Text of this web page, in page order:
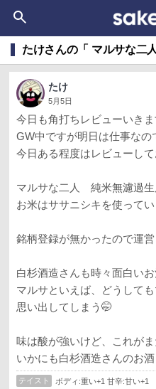
たけさんの「 マルサな二人
たけ
5月5日
今日も角打ちレビューいきま
GW中ですが明日は仕事なの
今日ある程度はレビューして
マルサな二人 純米無濾過生
お米はササニシキを使ってい
銘柄登録が無かったので運営
白杉酒造さんも時々面白い
マルサといえば、どうして
思い出してしまう🤭
味は酸が強いけど、これがま
いかにも白杉酒造さんのお酒
テイスト ボディ:重い+1 甘辛:甘い+1